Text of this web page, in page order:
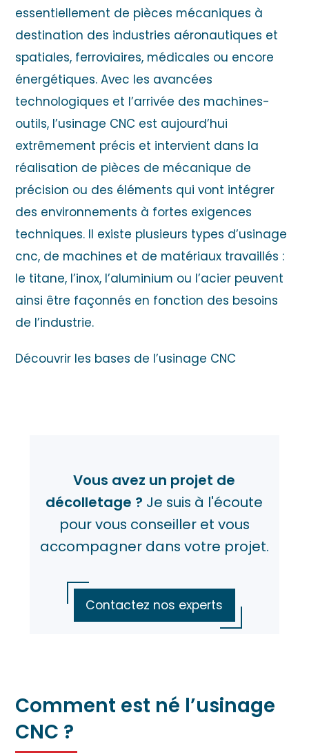
essentiellement de pièces mécaniques à
destination des industries aéronautiques et
spatiales, ferroviaires, médicales ou encore
énergétiques. Avec les avancées
technologiques et l’arrivée des machines-
outils, l’usinage CNC est aujourd’hui
extrêmement précis et intervient dans la
réalisation de pièces de mécanique de
précision ou des éléments qui vont intégrer
des environnements à fortes exigences
techniques. Il existe plusieurs types d’usinage
cnc, de machines et de matériaux travaillés :
le titane, l’inox, l’aluminium ou l’acier peuvent
ainsi être façonnés en fonction des besoins
de l’industrie.
Découvrir les bases de l’usinage CNC
Vous avez un projet de
décolletage ? Je suis à l'écoute
pour vous conseiller et vous
accompagner dans votre projet.
Contactez nos experts
Comment est né l’usinage
CNC ?